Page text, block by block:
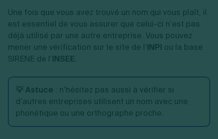
Une fois que vous avez trouvé un nom qui vous plaît, il
est essentiel de vous assurer que celui-ci n’est pas
déjà utilisé par une autre entreprise. Vous pouvez
mener une vérification sur le site de l’INPI ou la base
SIRENE de l’INSEE.
💡 Astuce : n’hésitez pas aussi à vérifier si
d’autres entreprises utilisent un nom avec une
phonétique ou une orthographe proche.